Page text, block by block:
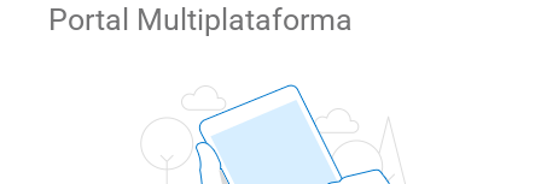
Portal Multiplataforma